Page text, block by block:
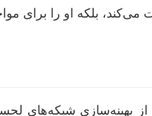
بلکه او را برای
بهینه‌سازی شبکه‌های